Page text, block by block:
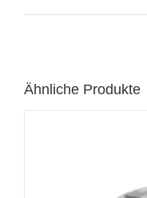
Ähnliche Produkte